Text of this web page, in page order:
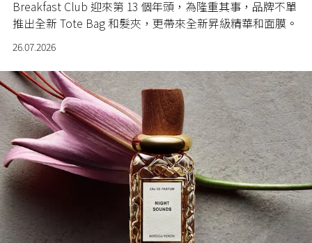
Breakfast Club 迎來第 13 個年頭，為隆重其事，品牌不單
推出全新 Tote Bag 和髮夾，更帶來全新昇級精華和面膜。
26.07.2026